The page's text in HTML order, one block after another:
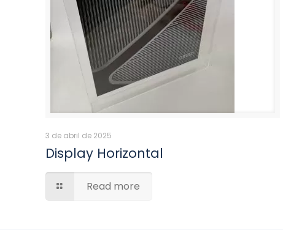
3 de abril de 2025
Display Horizontal
Read more